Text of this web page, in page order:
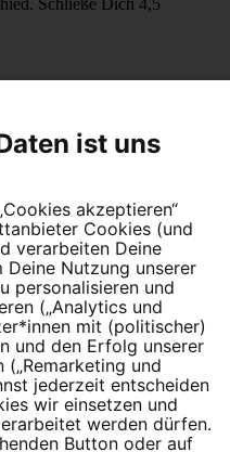
Cookie Einstellungen
ist uns
akzeptieren“
Cookies (und
verarbeiten Deine
Deine Nutzung unserer
personalisieren und
(„Analytics und
mit (politischer)
und den Erfolg unserer
und
jederzeit entscheiden
wir einsetzen und
werden dürfen.
Button oder auf